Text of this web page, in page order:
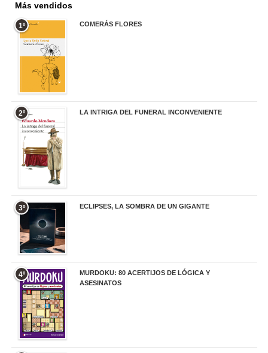
Más vendidos
1º COMERÁS FLORES
2º LA INTRIGA DEL FUNERAL INCONVENIENTE
3º ECLIPSES, LA SOMBRA DE UN GIGANTE
4º
MURDOKU: 80 ACERTIJOS DE LÓGICA Y
ASESINATOS